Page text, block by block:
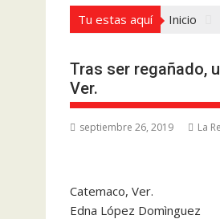
Tu estas aquí Inicio
Tras ser regañado,
Ver.
septiembre 26, 2019 La
Catemaco, Ver.
Edna López Domìnguez